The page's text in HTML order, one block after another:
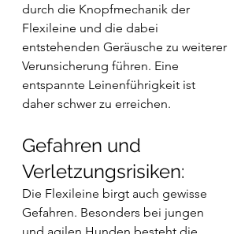
durch die Knopfmechanik der
Flexileine und die dabei
entstehenden Geräusche zu weiterer
Verunsicherung führen. Eine
entspannte Leinenführigkeit ist
daher schwer zu erreichen.
Gefahren und
Verletzungsrisiken:
Die Flexileine birgt auch gewisse
Gefahren. Besonders bei jungen
und agilen Hunden besteht die